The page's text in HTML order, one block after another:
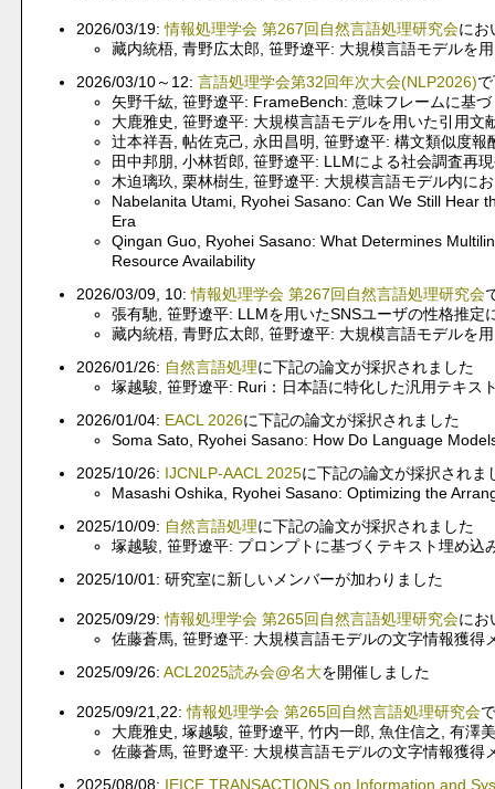
2026/03/19:情報処理学会 第267回自然言語処理研究会にお
藏内統梧, 青野広太郎, 笹野遼平: 大規模言語モデルを
2026/03/10～12:言語処理学会第32回年次大会(NLP2026)
矢野千紘, 笹野遼平: FrameBench: 意味フレームに基
大鹿雅史, 笹野遼平: 大規模言語モデルを用いた引用文
辻本祥吾, 帖佐克己, 永田昌明, 笹野遼平: 構文類似度
田中邦朋, 小林哲郎, 笹野遼平: LLMによる社会調査再
木迫璃玖, 栗林樹生, 笹野遼平: 大規模言語モデル内に
Nabelanita Utami, Ryohei Sasano: Can We Still Hear
Era
Qingan Guo, Ryohei Sasano: What Determines
Resource Availability
2026/03/09, 10:情報処理学会 第267回自然言語処理研究会
張有馳, 笹野遼平: LLMを用いたSNSユーザの性格推定
藏内統梧, 青野広太郎, 笹野遼平: 大規模言語モデルを
2026/01/26: 自然言語処理に下記の論文が採択されました
塚越駿, 笹野遼平: Ruri：日本語に特化した汎用テキス
2026/01/04: EACL 2026に下記の論文が採択されました
Soma Sato, Ryohei Sasano: How Do Language
2025/10/26: IJCNLP-AACL 2025に下記の論文が採択されま
Masashi Oshika, Ryohei Sasano: Optimizing the
2025/10/09: 自然言語処理に下記の論文が採択されました
塚越駿, 笹野遼平: プロンプトに基づくテキスト埋め
2025/10/01: 研究室に新しいメンバーが加わりました
2025/09/29:情報処理学会 第265回自然言語処理研究会にお
佐藤蒼馬, 笹野遼平: 大規模言語モデルの文字情報獲得
2025/09/26:ACL2025読み会@名大を開催しました
2025/09/21,22:情報処理学会 第265回自然言語処理研究会
大鹿雅史, 塚越駿, 笹野遼平, 竹内一郎, 魚住信之, 有澤
佐藤蒼馬, 笹野遼平: 大規模言語モデルの文字情報獲得
2025/08/08: IEICE TRANSACTIONS on Information and